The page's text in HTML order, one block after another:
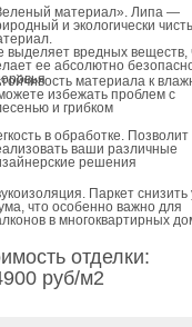
материал». Липа —
и экологически
выделяет вредных веществ,
ее абсолютно
отделки:
руб/м2
в обработке. Позволит
ваши различные
решения
материала к
избежать проблем с
и грибком
Паркет снизить
что особенно важно для
в многоквартирных